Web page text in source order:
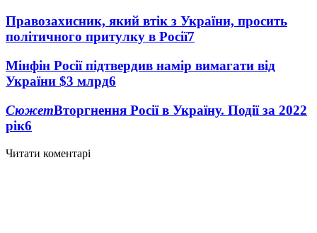
Правозахисник, який втік з України, просить
політичного притулку в Росії7
Мінфін Росії підтвердив намір вимагати від
України $3 млрд6
СюжетВторгнення Росії в Україну. Події за 2022
рік6
Читати коментарі